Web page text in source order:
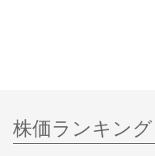
株価ランキング